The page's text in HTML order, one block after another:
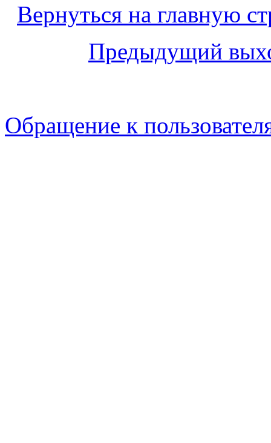
Вернуться на главную
Предыдущий
Обращение к